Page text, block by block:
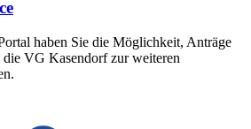
haben Sie die Möglichkeit, Anträge
die VG Kasendorf zur weiteren